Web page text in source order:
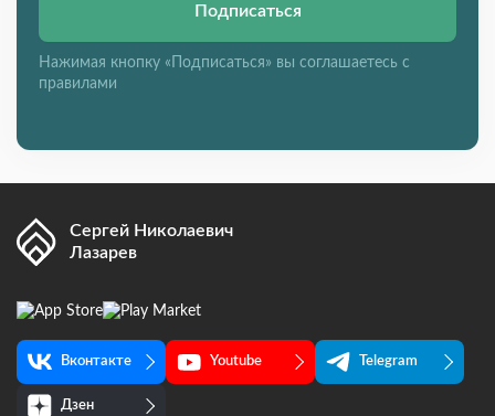
Подписаться
Нажимая кнопку «Подписаться» вы соглашаетесь с
правилами
Сергей Николаевич
Лазарев
Вконтакте Youtube Telegram
Дзен